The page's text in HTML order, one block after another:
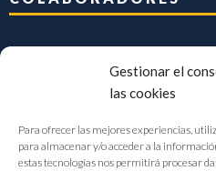
Gestionar el
las cookies
Para ofrecer las mejores experiencias,
para almacenar y/o acceder a la
estas tecnologías nos permitirá procesar